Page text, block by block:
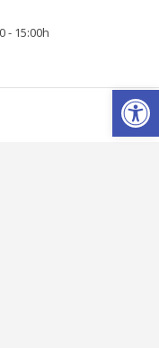
- 15:00h